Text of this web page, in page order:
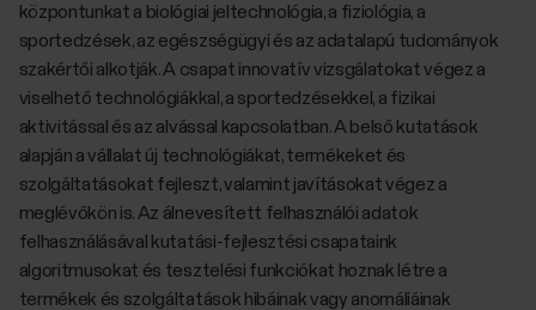
központunkat a biológiai jeltechnológia, a fiziológia, a
sportedzések, az egészségügyi és az adatalapú tudományok
szakértői alkotják. A csapat innovatív vizsgálatokat végez a
viselhető technológiákkal, a sportedzésekkel, a fizikai
aktivitással és az alvással kapcsolatban. A belső kutatások
alapján a vállalat új technológiákat, termékeket és
szolgáltatásokat fejleszt, valamint javításokat végez a
meglévőkön is. Az álnevesített felhasználói adatok
felhasználásával kutatási-fejlesztési csapataink
algoritmusokat és tesztelési funkciókat hoznak létre a
termékek és szolgáltatások hibáinak vagy anomáliáinak